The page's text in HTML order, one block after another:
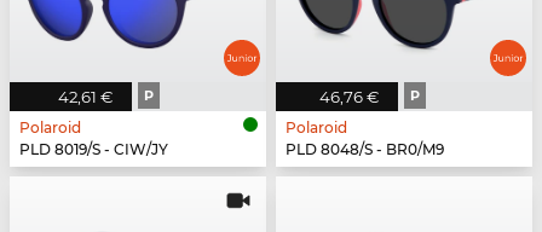
42,61 € P
Polaroid
PLD 8019/S - CIW/JY
46,76 € P
Polaroid
PLD 8048/S - BR0/M9